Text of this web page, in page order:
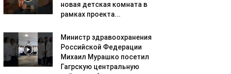
новая детская комната в
рамках проекта...
Министр здравоохранения
Российской Федерации
Михаил Мурашко посетил
Гагрскую центральную